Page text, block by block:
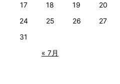
« 7月
17
18 19 20
24
25 26 27
31